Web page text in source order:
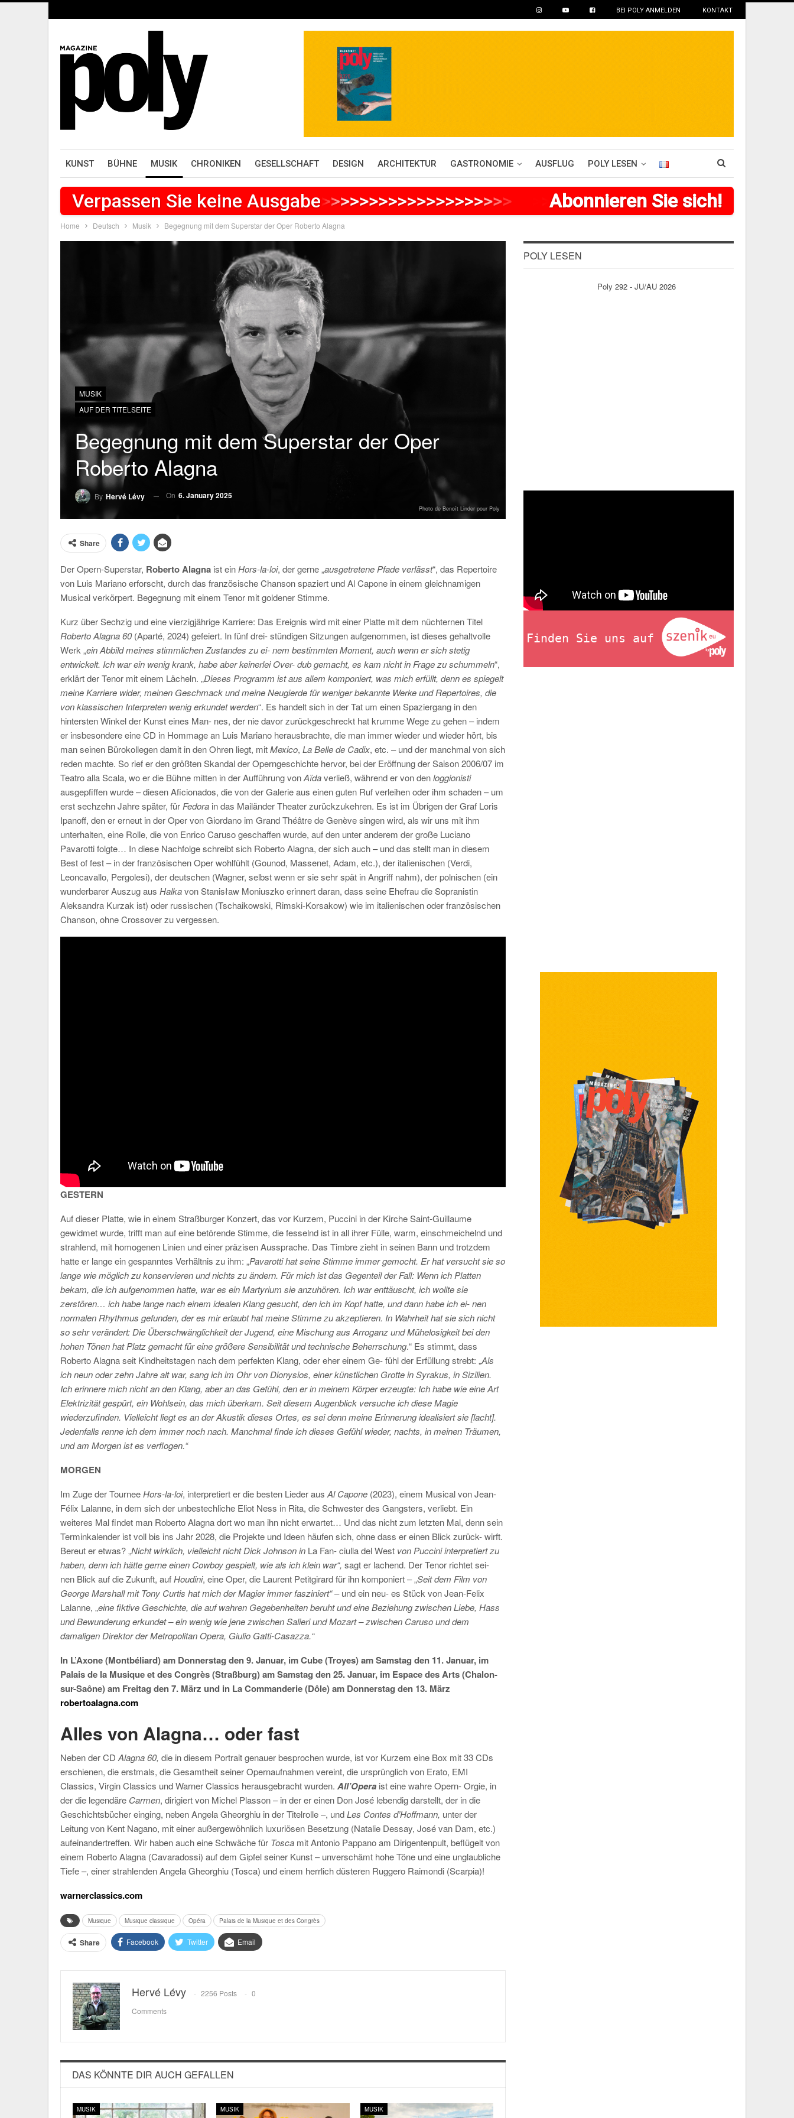
BEI POLY ANMELDEN KONTAKT
KUNST BÜHNE MUSIK CHRONIKEN GESELLSCHAFT DESIGN ARCHITEKTUR GASTRONOMIE AUSFLUG POLY LESEN
Verpassen Sie keine Ausgabe >>>>>>>>>>>>>>>>>>>> >>>>>>>
Abonnieren Sie sich!
Home Deutsch Musik Begegnung mit dem Superstar der Oper Roberto Alagna
MUSIK
AUF DER TITELSEITE
Begegnung mit dem Superstar der Oper
Roberto Alagna
By Hervé Lévy On 6. January 2025
Photo de Benoît Linder pour Poly
Share
Der Opern-Superstar, Roberto Alagna ist einHors-la-loi, der gerne „ausgetretene Pfade verlässt“, das Repertoire
von Luis Mariano erforscht, durch das französische Chanson spaziert und Al Capone in einem gleichnamigen
Musical verkörpert. Begegnung mit einem Tenor mit goldener Stimme.
Kurz über Sechzig und eine vierzigjährige Karriere: Das Ereignis wird mit einer Platte mit dem nüchternen Titel
Roberto Alagna 60(Aparté, 2024) gefeiert. In fünf drei- stündigen Sitzungen aufgenommen, ist dieses gehaltvolle
Werk „ein Abbild meines stimmlichen Zustandes zu ei- nem bestimmten Moment, auch wenn er sich stetig
entwickelt. Ich war ein wenig krank, habe aber keinerlei Over- dub gemacht, es kam nicht in Frage zu schummeln“,
erklärt der Tenor mit einem Lächeln. „Dieses Programm ist aus allem komponiert, was mich erfüllt, denn es spiegelt
meine Karriere wider, meinen Geschmack und meine Neugierde für weniger bekannte Werke und Repertoires, die
von klassischen Interpreten wenig erkundet werden“. Es handelt sich in der Tat um einen Spaziergang in den
hintersten Winkel der Kunst eines Man- nes, der nie davor zurückgeschreckt hat krumme Wege zu gehen – indem
er insbesondere eine CD in Hommage an Luis Mariano herausbrachte, die man immer wieder und wieder hört, bis
man seinen Bürokollegen damit in den Ohren liegt, mitMexico, La Belle de Cadix, etc. – und der manchmal von sich
reden machte. So rief er den größten Skandal der Operngeschichte hervor, bei der Eröffnung der Saison 2006/07 im
Teatro alla Scala, wo er die Bühne mitten in der Aufführung vonAïdaverließ, während er von denloggionisti
ausgepfiffen wurde – diesen Aficionados, die von der Galerie aus einen guten Ruf verleihen oder ihm schaden – um
erst sechzehn Jahre später, für Fedora in das Mailänder Theater zurückzukehren. Es ist im Übrigen der Graf Loris
Ipanoff, den er erneut in der Oper von Giordano im Grand Théâtre de Genève singen wird, als wir uns mit ihm
unterhalten, eine Rolle, die von Enrico Caruso geschaffen wurde, auf den unter anderem der große Luciano
Pavarotti folgte… In diese Nachfolge schreibt sich Roberto Alagna, der sich auch – und das stellt man in diesem
Best of fest – in der französischen Oper wohlfühlt (Gounod, Massenet, Adam, etc.), der italienischen (Verdi,
Leoncavallo, Pergolesi), der deutschen (Wagner, selbst wenn er sie sehr spät in Angriff nahm), der polnischen (ein
wunderbarer Auszug aus Halkavon Stanisław Moniuszko erinnert daran, dass seine Ehefrau die Sopranistin
Aleksandra Kurzak ist) oder russischen (Tschaikowski, Rimski-Korsakow) wie im italienischen oder französischen
Chanson, ohne Crossover zu vergessen.
GESTERN
Auf dieser Platte, wie in einem Straßburger Konzert, das vor Kurzem, Puccini in der Kirche Saint-Guillaume
gewidmet wurde, trifft man auf eine betörende Stimme, die fesselnd ist in all ihrer Fülle, warm, einschmeichelnd und
strahlend, mit homogenen Linien und einer präzisen Aussprache. Das Timbre zieht in seinen Bann und trotzdem
hatte er lange ein gespanntes Verhältnis zu ihm: „Pavarotti hat seine Stimme immer gemocht. Er hat versucht sie so
lange wie möglich zu konservieren und nichts zu ändern. Für mich ist das Gegenteil der Fall: Wenn ich Platten
bekam, die ich aufgenommen hatte, war es ein Martyrium sie anzuhören. Ich war enttäuscht, ich wollte sie
zerstören… ich habe lange nach einem idealen Klang gesucht, den ich im Kopf hatte, und dann habe ich ei- nen
normalen Rhythmus gefunden, der es mir erlaubt hat meine Stimme zu akzeptieren. In Wahrheit hat sie sich nicht
so sehr verändert: Die Überschwänglichkeit der Jugend, eine Mischung aus Arroganz und Mühelosigkeit bei den
hohen Tönen hat Platz gemacht für eine größere Sensibilität und technische Beherrschung.“ Es stimmt, dass
Roberto Alagna seit Kindheitstagen nach dem perfekten Klang, oder eher einem Ge- fühl der Erfüllung strebt: „Als
ich neun oder zehn Jahre alt war, sang ich im Ohr von Dionysios, einer künstlichen Grotte in Syrakus, in Sizilien.
Ich erinnere mich nicht an den Klang, aber an das Gefühl, den er in meinem Körper erzeugte: Ich habe wie eine Art
Elektrizität gespürt, ein Wohlsein, das mich überkam. Seit diesem Augenblick versuche ich diese Magie
wiederzufinden. Vielleicht liegt es an der Akustik dieses Ortes, es sei denn meine Erinnerung idealisiert sie [lacht].
Jedenfalls renne ich dem immer noch nach. Manchmal finde ich dieses Gefühl wieder, nachts, in meinen Träumen,
und am Morgen ist es verflogen.“
MORGEN
Im Zuge der TourneeHors-la-loi, interpretiert er die besten Lieder aus Al Capone (2023), einem Musical von Jean-
Félix Lalanne, in dem sich der unbestechliche Eliot Ness in Rita, die Schwester des Gangsters, verliebt. Ein
weiteres Mal findet man Roberto Alagna dort wo man ihn nicht erwartet… Und das nicht zum letzten Mal, denn sein
Terminkalender ist voll bis ins Jahr 2028, die Projekte und Ideen häufen sich, ohne dass er einen Blick zurück- wirft.
Bereut er etwas? „Nicht wirklich, vielleicht nicht Dick Johnson in La Fan- ciulla del West von Puccini interpretiert zu
haben, denn ich hätte gerne einen Cowboy gespielt, wie als ich klein war“, sagt er lachend. Der Tenor richtet sei-
nen Blick auf die Zukunft, aufHoudini, eine Oper, die Laurent Petitgirard für ihn komponiert – „Seit dem Film von
George Marshall mit Tony Curtis hat mich der Magier immer fasziniert“– und ein neu- es Stück von Jean-Felix
Lalanne, „eine fiktive Geschichte, die auf wahren Gegebenheiten beruht und eine Beziehung zwischen Liebe, Hass
und Bewunderung erkundet – ein wenig wie jene zwischen Salieri und Mozart – zwischen Caruso und dem
damaligen Direktor der Metropolitan Opera, Giulio Gatti-Casazza.“
In L’Axone (Montbéliard) am Donnerstag den 9. Januar, im Cube (Troyes) am Samstag den 11. Januar, im
Palais de la Musique et des Congrès (Straßburg) am Samstag den 25. Januar, im Espace des Arts (Chalon-
sur-Saône) am Freitag den 7. März und in La Commanderie (Dôle) am Donnerstag den 13. März
robertoalagna.com
Alles von Alagna… oder fast
Neben der CD Alagna 60, die in diesem Portrait genauer besprochen wurde, ist vor Kurzem eine Box mit 33 CDs
erschienen, die erstmals, die Gesamtheit seiner Opernaufnahmen vereint, die ursprünglich von Erato, EMI
Classics, Virgin Classics und Warner Classics herausgebracht wurden. All’Opera ist eine wahre Opern- Orgie, in
der die legendäre Carmen, dirigiert von Michel Plasson – in der er einen Don José lebendig darstellt, der in die
Geschichtsbücher einging, neben Angela Gheorghiu in der Titelrolle –, undLes Contes d’Hoffmann, unter der
Leitung von Kent Nagano, mit einer außergewöhnlich luxuriösen Besetzung (Natalie Dessay, José van Dam, etc.)
aufeinandertreffen. Wir haben auch eine Schwäche für Tosca mit Antonio Pappano am Dirigentenpult, beflügelt von
einem Roberto Alagna (Cavaradossi) auf dem Gipfel seiner Kunst – unverschämt hohe Töne und eine unglaubliche
Tiefe –, einer strahlenden Angela Gheorghiu (Tosca) und einem herrlich düsteren Ruggero Raimondi (Scarpia)!
warnerclassics.com
Musique Musique classique Opéra Palais de la Musique et des Congrès
Share Facebook Twitter Email
Hervé Lévy 2256 Posts
0
Comments
DAS KÖNNTE DIR AUCH GEFALLEN
MUSIK MUSIK MUSIK
POLY LESEN
Poly 292 - JU/AU 2026
Finden Sie uns auf